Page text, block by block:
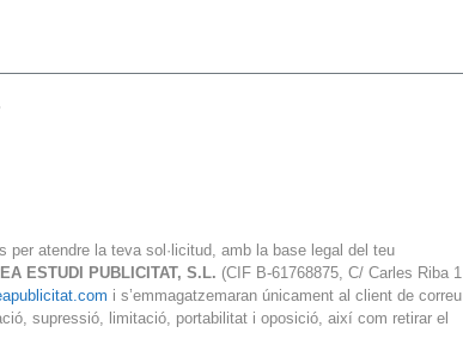
per atendre la teva sol·licitud, amb la base legal del teu
ESTUDI PUBLICITAT, S.L. (CIF B-61768875, C/ Carles Riba 1
i s’emmagatzemaran únicament al client de correu
supressió, limitació, portabilitat i oposició, així com retirar el